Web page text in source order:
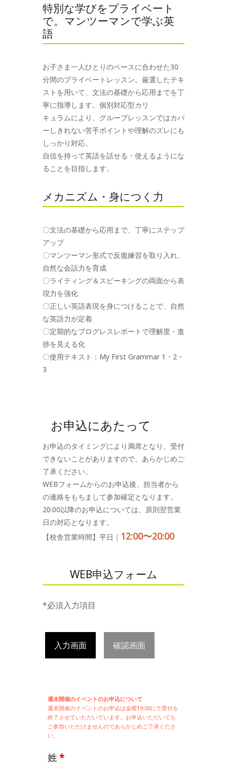
特別な学びをプライベート
で。マンツーマンで学ぶ英
語
お子さま一人ひとりのペースに合わせた30
分間のプライベートレッスン。厳選したテキ
ストを用いて、文法の基礎から応用までを丁
寧に指導します。個別対応型カリ
キュラムにより、グループレッスンではカバ
ーしきれない苦手ポイントや理解のズレにも
しっかり対応。
自信を持って英語を話せる・使えるようにな
ることを目指します。
メカニズム・身につく力
〇文法の基礎から応用まで、丁寧にステップ
アップ
〇マンツーマン形式で反復練習を取り入れ、
自然な会話力を育成
〇ライティング＆スピーキングの両面から表
現力を強化
〇正しい英語表現を身につけることで、自然
な英語力が定着
〇定期的なプログレスレポートで理解度・進
捗を見える化
〇使用テキスト：My First Grammar 1・2・
3
お申込にあたって
お申込のタイミングにより満席となり、受付
できないことがありますので、あらかじめご
了承ください。
WEBフォームからのお申込後、担当者から
の連絡をもちまして参加確定となります。
20:00以降のお申込については、原則翌営業
日の対応となります。
【校舎営業時間】平日｜ 12:00〜20:00
WEB申込フォーム
*必須入力項目
入力画面 確認画面
週末開催のイベントのお申込について
週末開催のイベントのお申込は金曜19:00にて受付を
終了させていただいています。お申込いただいても
ご参加いただけませんのであらかじめご了承くださ
い。
姓 *